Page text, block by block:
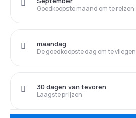
Goedkoopste maand om te reizen
De goedkoopste dag om te vliegen
maandag
Laagste prijzen
30 dagen van tevoren